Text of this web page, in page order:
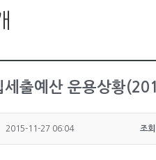
세출예산 운용상황
2015-11-27 06:04 조회